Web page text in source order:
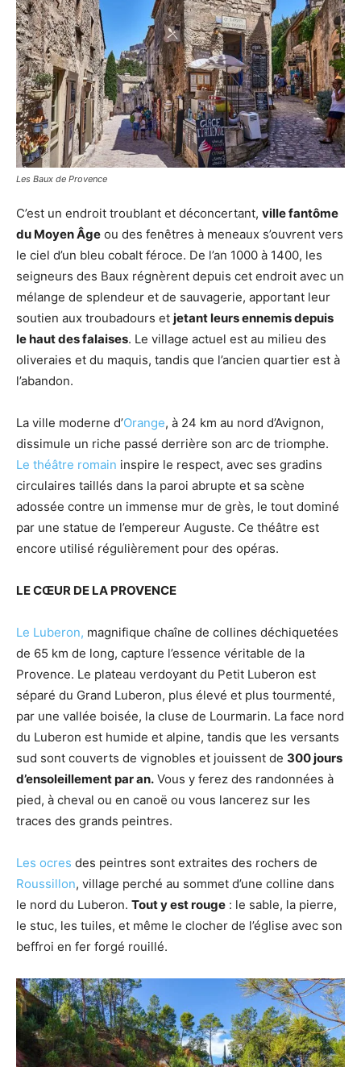
Les Baux de Provence
C’est un endroit troublant et déconcertant, ville fantôme
du Moyen Âge ou des fenêtres à meneaux s’ouvrent vers
le ciel d’un bleu cobalt féroce. De l’an 1000 à 1400, les
seigneurs des Baux régnèrent depuis cet endroit avec un
mélange de splendeur et de sauvagerie, apportant leur
soutien aux troubadours et jetant leurs ennemis depuis
le haut des falaises. Le village actuel est au milieu des
oliveraies et du maquis, tandis que l’ancien quartier est à
l’abandon.
La ville moderne d’Orange, à 24 km au nord d’Avignon,
dissimule un riche passé derrière son arc de triomphe.
Le théâtre romain inspire le respect, avec ses gradins
circulaires taillés dans la paroi abrupte et sa scène
adossée contre un immense mur de grès, le tout dominé
par une statue de l’empereur Auguste. Ce théâtre est
encore utilisé régulièrement pour des opéras.
LE CŒUR DE LA PROVENCE
Le Luberon, magnifique chaîne de collines déchiquetées
de 65 km de long, capture l’essence véritable de la
Provence. Le plateau verdoyant du Petit Luberon est
séparé du Grand Luberon, plus élevé et plus tourmenté,
par une vallée boisée, la cluse de Lourmarin. La face nord
du Luberon est humide et alpine, tandis que les versants
sud sont couverts de vignobles et jouissent de 300 jours
d’ensoleillement par an. Vous y ferez des randonnées à
pied, à cheval ou en canoë ou vous lancerez sur les
traces des grands peintres.
Les ocres des peintres sont extraites des rochers de
Roussillon, village perché au sommet d’une colline dans
le nord du Luberon. Tout y est rouge : le sable, la pierre,
le stuc, les tuiles, et même le clocher de l’église avec son
beffroi en fer forgé rouillé.